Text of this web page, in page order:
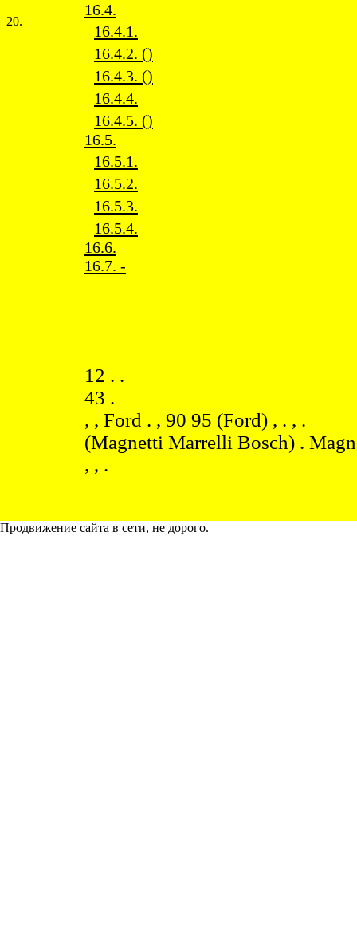
20.
16.4.
16.4.1.
16.4.2. ()
16.4.3. ()
16.4.4.
16.4.5. ()
16.5.
16.5.1.
16.5.2.
16.5.3.
16.5.4.
16.6.
16.7. -
12 . .
43 .
, , Ford . , 90 95 (Ford) , . , .
(Magnetti Marrelli Bosch) .
, , .
Продвижение сайта в сети, не дорого.